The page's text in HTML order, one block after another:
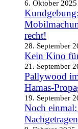
6. Oktober 2025
recht!
28. September
Kein Kino
21. September
Pallywood
Hamas-
19. September
Noch